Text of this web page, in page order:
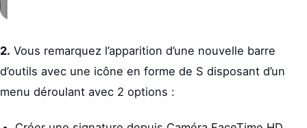
2. Vous remarquez l’apparition d’une nouvelle barre
d’outils avec une icône en forme de S disposant d’un
menu déroulant avec 2 options :